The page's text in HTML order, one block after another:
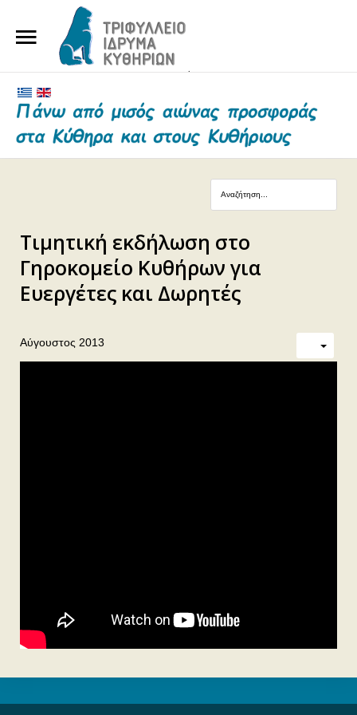
ΤΟ ΙΔΡΥΜΑ
ΕΥΕΡΓΕΤΕΣ ΚΑΙ ΔΩΡΗΤΕΣ
ΕΠΙΚΟΙΝΩΝΙΑ
Τιμητική εκδήλωση στο
Γηροκομείο Κυθήρων για
Ευεργέτες και Δωρητές
Αύγουστος 2013